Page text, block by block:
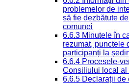
problemelor de
să fie dezbătute
comunei
6.6.3 Minutele în
rezumat, punctele
participanți la
6.6.4 Procesele-
Consiliului local al
6.6.5 Declarații de